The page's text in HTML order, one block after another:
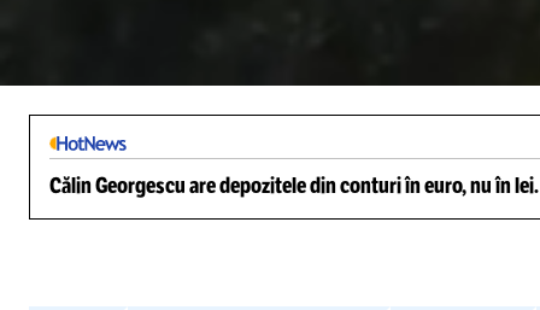
Călin Georgescu are depozitele din conturi în euro, nu în